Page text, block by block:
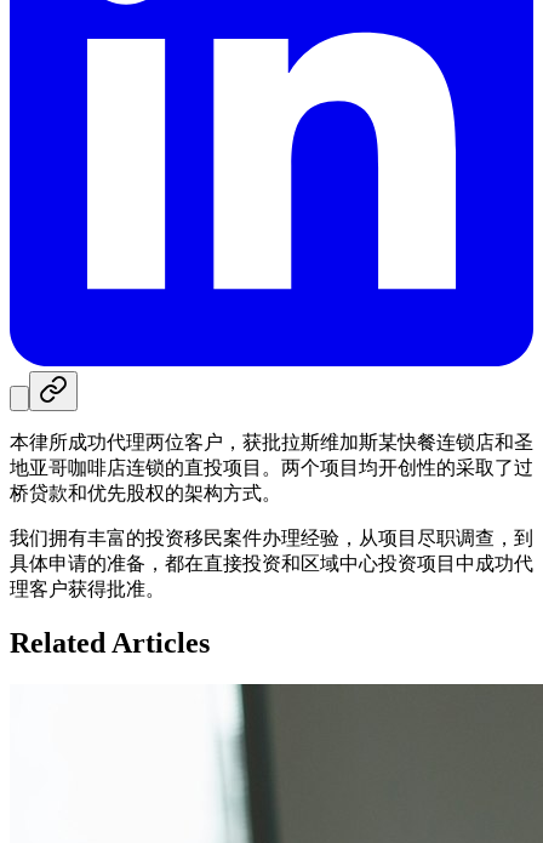
本律所成功代理两位客户，获批拉斯维加斯某快餐连锁店和圣
地亚哥咖啡店连锁的直投项目。两个项目均开创性的采取了过
桥贷款和优先股权的架构方式。
我们拥有丰富的投资移民案件办理经验，从项目尽职调查，到
具体申请的准备，都在直接投资和区域中心投资项目中成功代
理客户获得批准。
Related Articles